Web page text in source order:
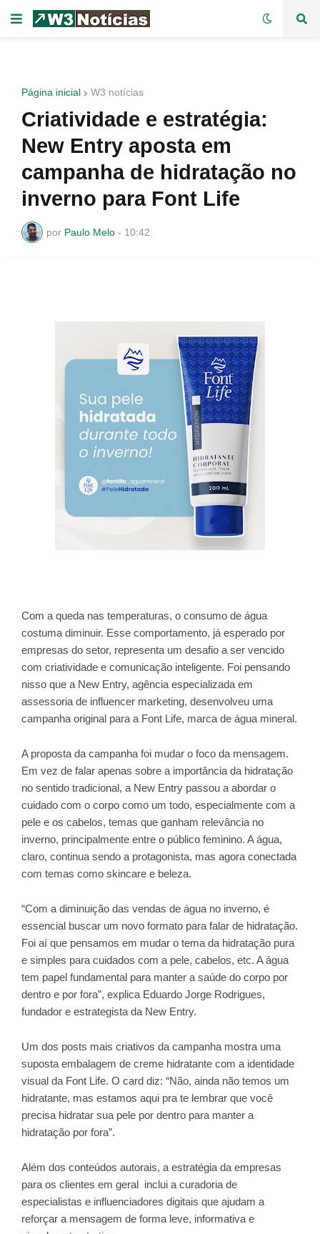
Página inicial W3 notícias
Criatividade e estratégia:
New Entry aposta em
campanha de hidratação no
inverno para Font Life
por Paulo Melo - 10:42
Com a queda nas temperaturas, o consumo de água
costuma diminuir. Esse comportamento, já esperado por
empresas do setor, representa um desafio a ser vencido
com criatividade e comunicação inteligente. Foi pensando
nisso que a New Entry, agência especializada em
assessoria de influencer marketing, desenvolveu uma
campanha original para a Font Life, marca de água mineral.
A proposta da campanha foi mudar o foco da mensagem.
Em vez de falar apenas sobre a importância da hidratação
no sentido tradicional, a New Entry passou a abordar o
cuidado com o corpo como um todo, especialmente com a
pele e os cabelos, temas que ganham relevância no
inverno, principalmente entre o público feminino. A água,
claro, continua sendo a protagonista, mas agora conectada
com temas como skincare e beleza.
“Com a diminuição das vendas de água no inverno, é
essencial buscar um novo formato para falar de hidratação.
Foi aí que pensamos em mudar o tema da hidratação pura
e simples para cuidados com a pele, cabelos, etc. A água
tem papel fundamental para manter a saúde do corpo por
dentro e por fora”, explica Eduardo Jorge Rodrigues,
fundador e estrategista da New Entry.
Um dos posts mais criativos da campanha mostra uma
suposta embalagem de creme hidratante com a identidade
visual da Font Life. O card diz: “Não, ainda não temos um
hidratante, mas estamos aqui pra te lembrar que você
precisa hidratar sua pele por dentro para manter a
hidratação por fora”.
Além dos conteúdos autorais, a estratégia da empresas
para os clientes em geral inclui a curadoria de
especialistas e influenciadores digitais que ajudam a
reforçar a mensagem de forma leve, informativa e